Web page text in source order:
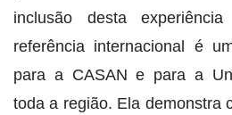
inclusão desta
referência internacional é
para a CASAN e para a
toda a região. Ela demonstra